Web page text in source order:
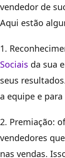
vendedor de
Aqui estão
1.
Sociais da sua
seus
a equipe e
2. Premiação:
vendedores
nas vendas.